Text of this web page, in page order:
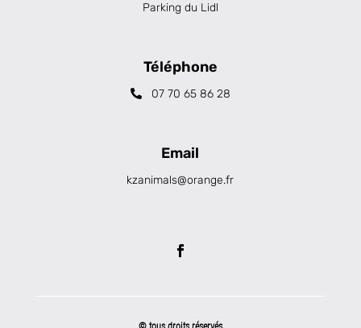
Parking du Lidl
Téléphone
07 70 65 86 28
Email
kzanimals@orange.fr